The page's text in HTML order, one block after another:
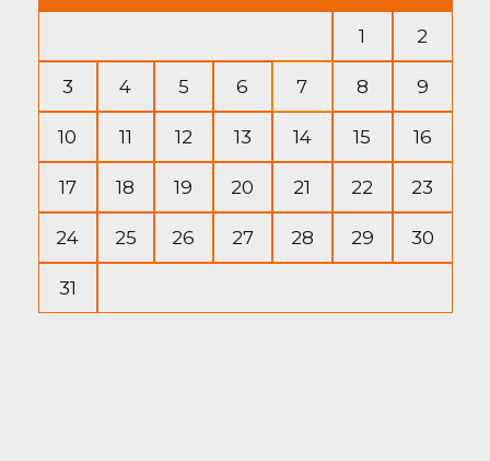
1 2
3 4 5 6 7 8 9
10 11 12 13 14 15 16
17 18 19 20 21 22 23
24 25 26 27 28 29 30
31